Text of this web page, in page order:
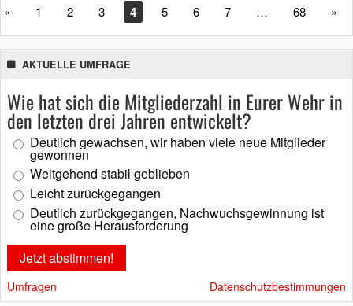
« 1 2 3 4 5 6 7 … 68 »
AKTUELLE UMFRAGE
Wie hat sich die Mitgliederzahl in Eurer Wehr in
den letzten drei Jahren entwickelt?
Deutlich gewachsen, wir haben viele neue Mitglieder
gewonnen
Weitgehend stabil geblieben
Leicht zurückgegangen
Deutlich zurückgegangen, Nachwuchsgewinnung ist
eine große Herausforderung
Umfragen Datenschutzbestimmungen